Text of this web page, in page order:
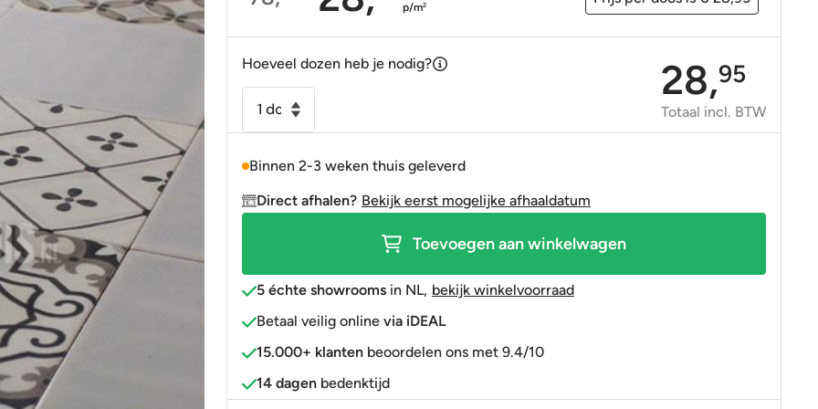
» Alle stijlen
Bruin
OP=OP tegels
Roze
Goud
» Alle kleuren
OP=OP tegels
Oorspronkelijke
was:
Huidige
is:
p/m2
Hoeveel dozen heb je nodig?
Wandtegel
15x15
Artic
grijs
gris
handvorm
look
28,95
Totaal incl. BTW
Binnen 2-3 weken thuis geleverd
Direct afhalen? Bekijk eerst mogelijke afhaaldatum
Toevoegen aan winkelwagen
5 échte showrooms in NL, bekijk winkelvoorraad
Betaal veilig online via iDEAL
15.000+ klanten beoordelen ons met 9.4/10
14 dagen bedenktijd